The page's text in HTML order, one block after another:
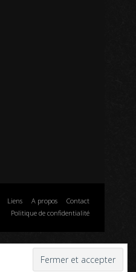
Liens A propos
Contact
Politique de confidentialité